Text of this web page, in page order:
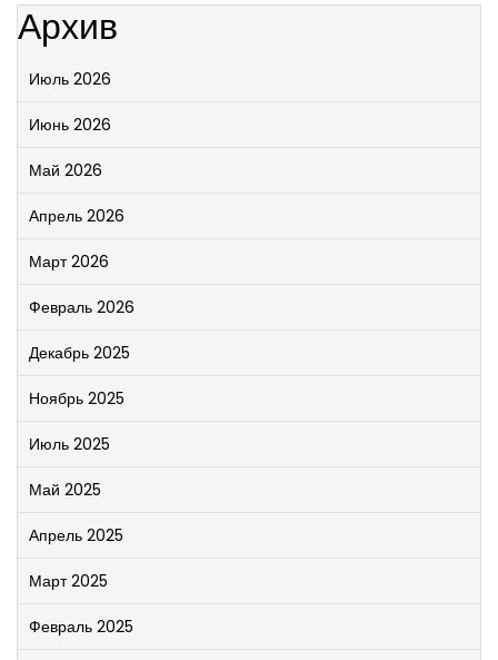
Архив
Июль 2026
Июнь 2026
Май 2026
Апрель 2026
Март 2026
Февраль 2026
Декабрь 2025
Ноябрь 2025
Июль 2025
Май 2025
Апрель 2025
Март 2025
Февраль 2025